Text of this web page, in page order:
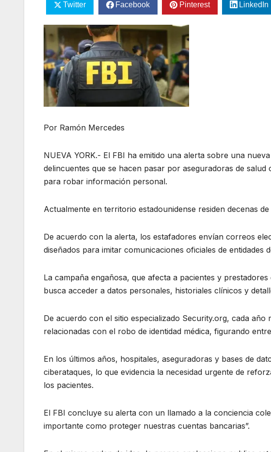
Twitter Facebook Pinterest LinkedIn
Por Ramón Mercedes
NUEVA YORK.- El FBI ha emitido una alerta sobre una
delincuentes que se hacen pasar por aseguradoras de
para robar información personal.
Actualmente en territorio estadounidense residen decenas
De acuerdo con la alerta, los estafadores envían correos
diseñados para imitar comunicaciones oficiales de entidades
La campaña engañosa, que afecta a pacientes y
busca acceder a datos personales, historiales clínicos y
De acuerdo con el sitio especializado Security.org, cada año
relacionadas con el robo de identidad médica, figurando
En los últimos años, hospitales, aseguradoras y bases de
ciberataques, lo que evidencia la necesidad urgente de
los pacientes.
El FBI concluye su alerta con un llamado a la conciencia
importante como proteger nuestras cuentas bancarias”.